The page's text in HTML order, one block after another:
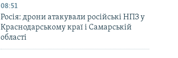
08:51
Росія: дрони атакували російські НПЗ у
Краснодарському краї і Самарській
області